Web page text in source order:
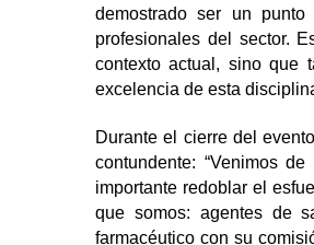
demostrado ser un
profesionales del sector.
contexto actual, sino que
excelencia de esta
Durante el cierre del
contundente: “Venimos de
importante redoblar el
que somos: agentes de
farmacéutico con su